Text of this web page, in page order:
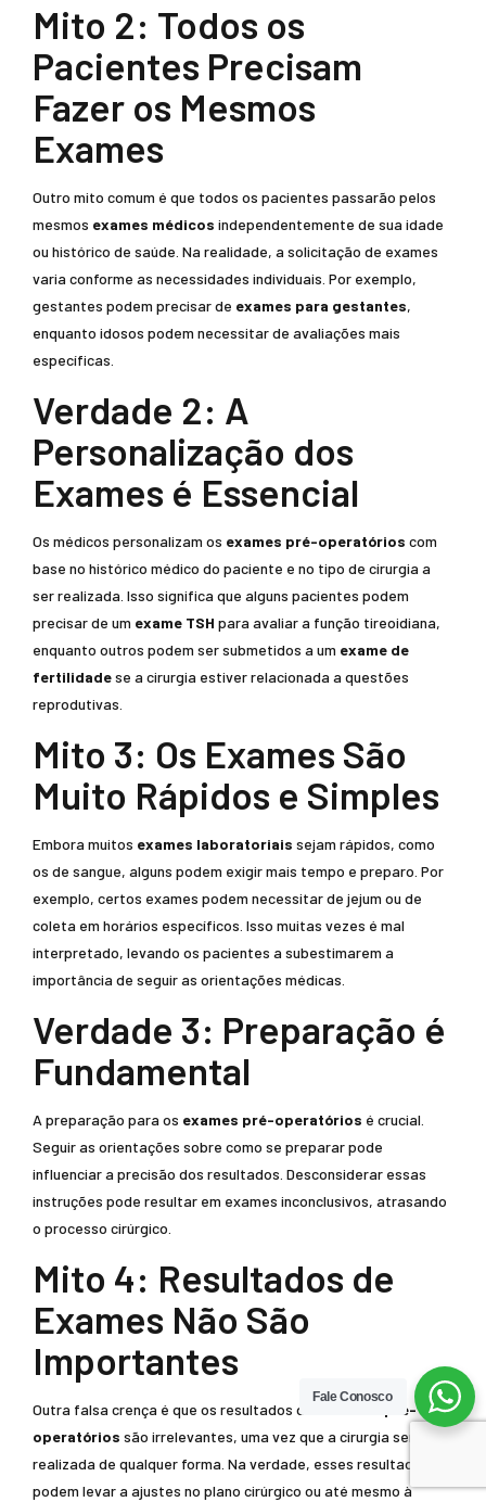
Mito 2: Todos os
Pacientes Precisam
Fazer os Mesmos
Exames
Outro mito comum é que todos os pacientes passarão pelos
mesmos exames médicos independentemente de sua idade
ou histórico de saúde. Na realidade, a solicitação de exames
varia conforme as necessidades individuais. Por exemplo,
gestantes podem precisar de exames para gestantes,
enquanto idosos podem necessitar de avaliações mais
específicas.
Verdade 2: A
Personalização dos
Exames é Essencial
Os médicos personalizam os exames pré-operatórios com
base no histórico médico do paciente e no tipo de cirurgia a
ser realizada. Isso significa que alguns pacientes podem
precisar de um exame TSH para avaliar a função tireoidiana,
enquanto outros podem ser submetidos a um exame de
fertilidadese a cirurgia estiver relacionada a questões
reprodutivas.
Mito 3: Os Exames São
Muito Rápidos e Simples
Embora muitos exames laboratoriais sejam rápidos, como
os de sangue, alguns podem exigir mais tempo e preparo. Por
exemplo, certos exames podem necessitar de jejum ou de
coleta em horários específicos. Isso muitas vezes é mal
interpretado, levando os pacientes a subestimarem a
importância de seguir as orientações médicas.
Verdade 3: Preparação é
Fundamental
A preparação para os exames pré-operatórios é crucial.
Seguir as orientações sobre como se preparar pode
influenciar a precisão dos resultados. Desconsiderar essas
instruções pode resultar em exames inconclusivos, atrasando
o processo cirúrgico.
Mito 4: Resultados de
Exames Não São
Importantes
Outra falsa crença é que os resultados dos
exames pré-
operatórios são irrelevantes, uma vez que a cirurgia será
realizada de qualquer forma. Na verdade, esses resultados
podem levar a ajustes no plano cirúrgico ou até mesmo à
Fale Conosco